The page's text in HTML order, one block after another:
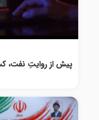
پیش از روایتِ نفت،